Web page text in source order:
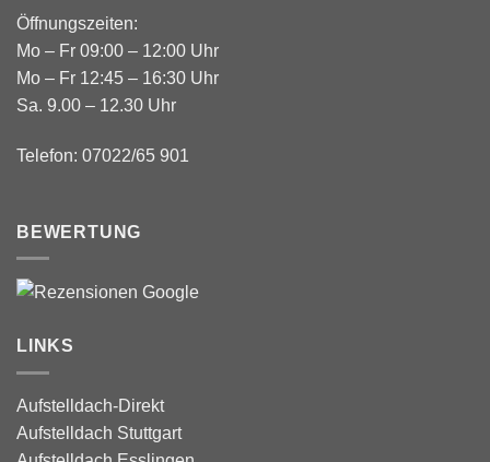
Öffnungszeiten:
Mo – Fr 09:00 – 12:00 Uhr
Mo – Fr 12:45 – 16:30 Uhr
Sa. 9.00 – 12.30 Uhr
Telefon: 07022/65 901
BEWERTUNG
LINKS
Aufstelldach-Direkt
Aufstelldach Stuttgart